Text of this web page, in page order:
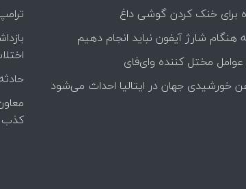
برای خنک کردن گوشی داغ
هنگام شارژ آیفون نباید انجام دهیم
مختل کننده وای‌فای
خورشیدی جهان در ایتالیا احداث می‌شود